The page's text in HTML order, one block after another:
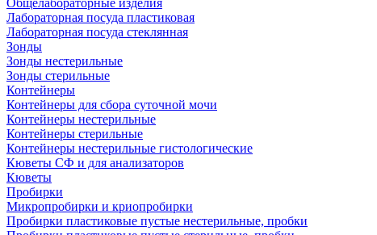
Общелабораторные изделия
Лабораторная посуда пластиковая
Лабораторная посуда стеклянная
Зонды
Зонды нестерильные
Зонды стерильные
Контейнеры
Контейнеры для сбора суточной мочи
Контейнеры нестерильные
Контейнеры стерильные
Контейнеры нестерильные гистологические
Кюветы СФ и для анализаторов
Кюветы
Пробирки
Микропробирки и криопробирки
Пробирки пластиковые пустые нестерильные, пробки